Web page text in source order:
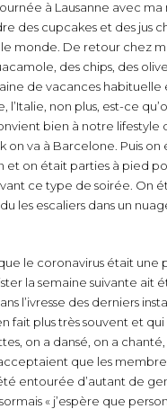
à Lausanne avec
des cupcakes et des jus
monde. De retour chez
des chips, des
de vacances habituelle
l’Italie, non plus, est-ce
bien à notre lifestyle
on va à Barcelone. Puis
et on était parties à pied
ce type de soirée. On
les escaliers dans un
le coronavirus était une
la semaine suivante ait
l’ivresse des derniers
fait plus très souvent et
on a dansé, on a chanté,
que les
entourée d’autant de
« j’espère que